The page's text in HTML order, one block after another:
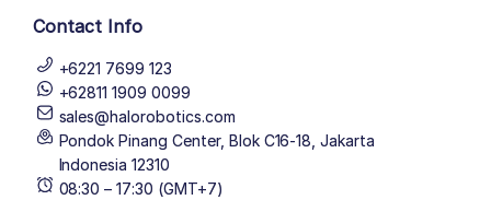
Contact Info
+6221 7699 123
+62811 1909 0099
sales@halorobotics.com
Pondok Pinang Center, Blok C16-18, Jakarta
Indonesia 12310
08:30 – 17:30 (GMT+7)